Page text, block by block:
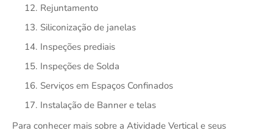
Rejuntamento
Siliconização de janelas
Inspeções prediais
Inspeções de Solda
Serviços em Espaços Confinados
Instalação de Banner e telas
Para conhecer mais sobre a Atividade Vertical e seus